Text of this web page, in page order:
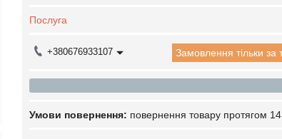
Послуга
+380676933107 Замовлення тільки
повернення товару протягом 14